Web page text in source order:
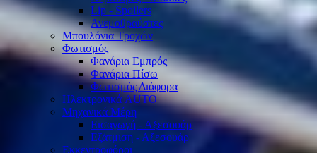
Lip - Spoilers
Ανεμοθραύστες
Μπουλόνια Τροχών
Φωτισμός
Φανάρια Εμπρός
Φανάρια Πίσω
Φωτισμός Διάφορα
Ηλεκτρονικά AUTO
Μηχανικά Μέρη
Εισαγωγή - Αξεσουάρ
Εξάτμιση - Αξεσουάρ
Εκκεντροφόροι